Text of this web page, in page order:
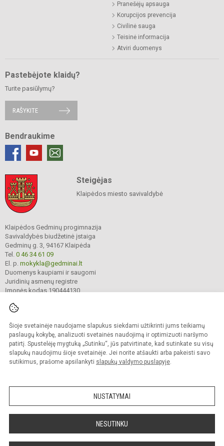
Šioje svetainėje naudojame slapukus siekdami užtikrinti jums teikiamų
paslaugų kokybę, analizuoti svetainės naudojimą ir optimizuoti naršymo
patirtį. Spustelėję mygtuką „Sutinku“, jūs patvirtinate, kad sutinkate su visų
slapukų naudojimu šioje svetainėje. Jei norite atšaukti arba pakeisti savo
sutikimus, prašome apsilankyti slapukų valdymo puslapyje.
NUSTATYMAI
NESUTINKU
Pranešėjų apsauga
Korupcijos prevencija
Civilinė sauga
Teisinė informacija
Atviri duomenys
Pastebėjote klaidų?
Turite pasiūlymų?
RAŠYKITE
Bendraukime
Steigėjas
Klaipėdos miesto savivaldybė
Klaipėdos Gedminų progimnazija
Savivaldybės biudžetinė įstaiga
Gedminų g. 3, 94167 Klaipėda
Tel. 0 46 34 61 09
El. p. mokykla@gedminai.lt
Duomenys kaupiami ir saugomi
Juridinių asmenų registre
Įmonės kodas 190444130
© 2025. Klaipėdos Gedminų progimnazija. Visos teisės saugomos.
Kopijuoti turinį be raštiško įstaigos administracijos sutikimo griežtai draudžiama.
Prieinamumo paraiška Slapukų valdymas
Sumanus būdas atnaujinti